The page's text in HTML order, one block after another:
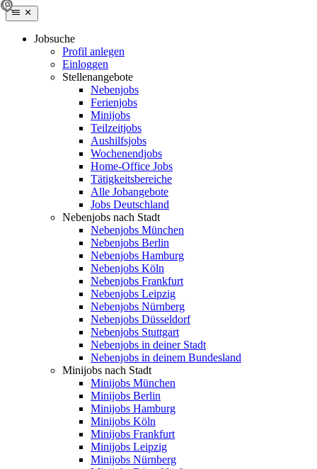
Jobsuche
Profil anlegen
Einloggen
Stellenangebote
Nebenjobs
Ferienjobs
Minijobs
Teilzeitjobs
Aushilfsjobs
Wochenendjobs
Home-Office Jobs
Tätigkeitsbereiche
Alle Jobangebote
Jobs Deutschland
Nebenjobs nach Stadt
Nebenjobs München
Nebenjobs Berlin
Nebenjobs Hamburg
Nebenjobs Köln
Nebenjobs Frankfurt
Nebenjobs Leipzig
Nebenjobs Nürnberg
Nebenjobs Düsseldorf
Nebenjobs Stuttgart
Nebenjobs in deiner Stadt
Nebenjobs in deinem Bundesland
Minijobs nach Stadt
Minijobs München
Minijobs Berlin
Minijobs Hamburg
Minijobs Köln
Minijobs Frankfurt
Minijobs Leipzig
Minijobs Nürnberg